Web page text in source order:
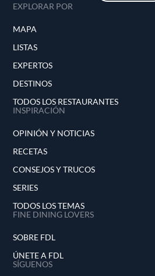
EXPLORAR POR
MAPA
LISTAS
EXPERTOS
DESTINOS
TODOS LOS RESTAURANTES
INSPIRACIÓN
OPINIÓN Y NOTICIAS
RECETAS
CONSEJOS Y TRUCOS
SERIES
TODOS LOS TEMAS
FINE DINING LOVERS
SOBRE FDL
ÚNETE A FDL
SÍGUENOS